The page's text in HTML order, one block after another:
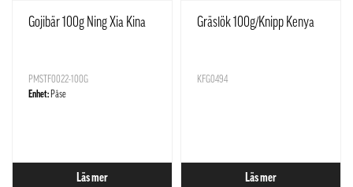
Gojibär 100g Ning Xia Kina
PMSTF0022-100G
Enhet: Påse
Läs mer
Gräslök 100g/Knipp Kenya
KFG0494
Läs mer